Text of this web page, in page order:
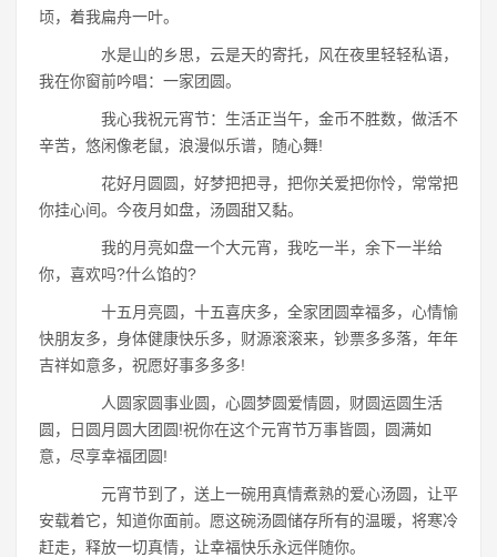
顷，着我扁舟一叶。
水是山的乡思，云是天的寄托，风在夜里轻轻私语，
我在你窗前吟唱：一家团圆。
我心我祝元宵节：生活正当午，金币不胜数，做活不
辛苦，悠闲像老鼠，浪漫似乐谱，随心舞!
花好月圆圆，好梦把把寻，把你关爱把你怜，常常把
你挂心间。今夜月如盘，汤圆甜又黏。
我的月亮如盘一个大元宵，我吃一半，余下一半给
你，喜欢吗?什么馅的?
十五月亮圆，十五喜庆多，全家团圆幸福多，心情愉
快朋友多，身体健康快乐多，财源滚滚来，钞票多多落，年年
吉祥如意多，祝愿好事多多多!
人圆家圆事业圆，心圆梦圆爱情圆，财圆运圆生活
圆，日圆月圆大团圆!祝你在这个元宵节万事皆圆，圆满如
意，尽享幸福团圆!
元宵节到了，送上一碗用真情煮熟的爱心汤圆，让平
安载着它，知道你面前。愿这碗汤圆储存所有的温暖，将寒冷
赶走，释放一切真情，让幸福快乐永远伴随你。